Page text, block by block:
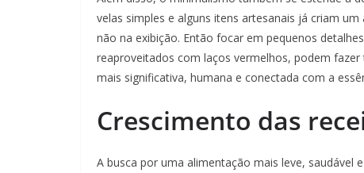
velas simples e alguns itens artesanais já criam
não na exibição. Então focar em pequenos
reaproveitados com laços vermelhos, podem
mais significativa, humana e conectada com a
Crescimento das
A busca por uma alimentação mais leve, saudável